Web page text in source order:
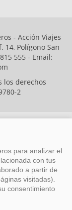
- Acción Viajes
14, Polígono San
555 - Email:
los derechos
2
de Desarrollo
de las pymes
tecnológico, la
Gracias a
un Plan de Acción